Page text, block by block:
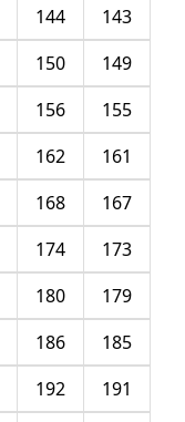
143
144
149
150
155
156
161
162
167
168
173
174
179
180
185
186
191
192